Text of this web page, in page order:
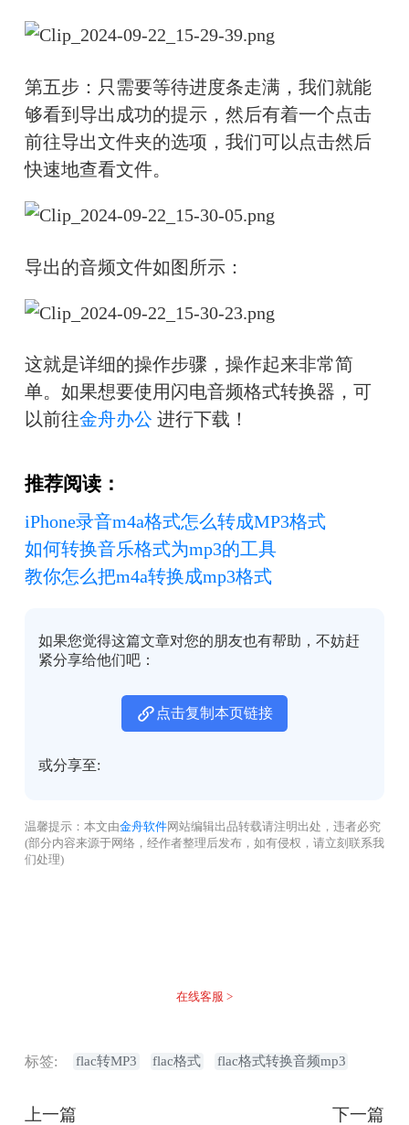
第五步：只需要等待进度条走满，我们就能
够看到导出成功的提示，然后有着一个点击
前往导出文件夹的选项，我们可以点击然后
快速地查看文件。
导出的音频文件如图所示：
这就是详细的操作步骤，操作起来非常简
单。如果想要使用闪电音频格式转换器，可
以前往金舟办公 进行下载！
推荐阅读：
iPhone录音m4a格式怎么转成MP3格式
如何转换音乐格式为mp3的工具
教你怎么把m4a转换成mp3格式
如果您觉得这篇文章对您的朋友也有帮助，不妨赶
紧分享给他们吧：
点击复制本页链接
或分享至:
温馨提示：本文由金舟软件网站编辑出品转载请注明出处，违者必究
(部分内容来源于网络，经作者整理后发布，如有侵权，请立刻联系我
们处理)
在线客服 >
标签: flac转MP3 flac格式 flac格式转换音频mp3
上一篇 下一篇